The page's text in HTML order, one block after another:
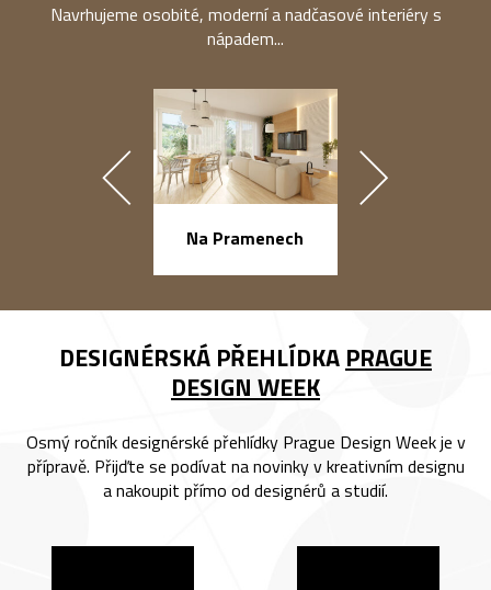
Navrhujeme osobité, moderní a nadčasové interiéry s
nápadem...
Na Pramenech
DESIGNÉRSKÁ PŘEHLÍDKA PRAGUE
DESIGN WEEK
Osmý ročník designérské přehlídky Prague Design Week je v
přípravě. Přijďte se podívat na novinky v kreativním designu
a nakoupit přímo od designérů a studií.